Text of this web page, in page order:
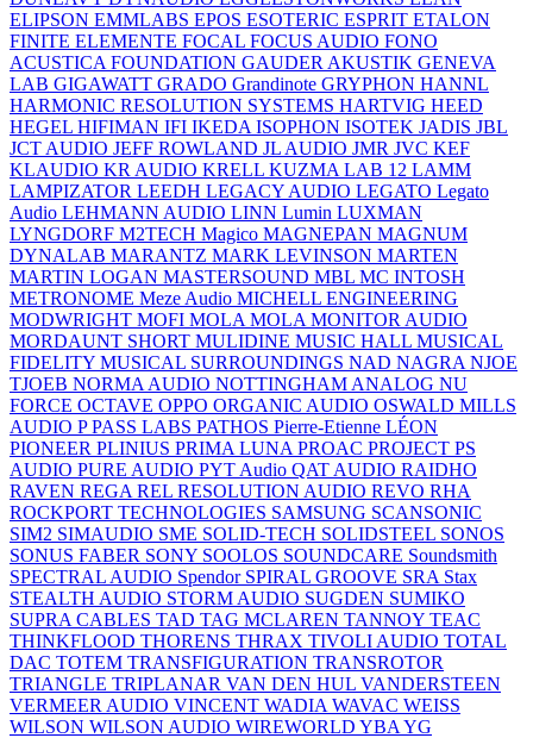
ELIPSON EMMLABS EPOS ESOTERIC ESPRIT ETALON
FINITE ELEMENTE FOCAL FOCUS AUDIO FONO
ACUSTICA FOUNDATION GAUDER AKUSTIK GENEVA
LAB GIGAWATT GRADO Grandinote GRYPHON HANNL
HARMONIC RESOLUTION SYSTEMS HARTVIG HEED
HEGEL HIFIMAN IFI IKEDA ISOPHON ISOTEK JADIS JBL
JCT AUDIO JEFF ROWLAND JL AUDIO JMR JVC KEF
KLAUDIO KR AUDIO KRELL KUZMA LAB 12 LAMM
LAMPIZATOR LEEDH LEGACY AUDIO LEGATO Legato
Audio LEHMANN AUDIO LINN Lumin LUXMAN
LYNGDORF M2TECH Magico MAGNEPAN MAGNUM
DYNALAB MARANTZ MARK LEVINSON MARTEN
MARTIN LOGAN MASTERSOUND MBL MC INTOSH
METRONOME Meze Audio MICHELL ENGINEERING
MODWRIGHT MOFI MOLA MOLA MONITOR AUDIO
MORDAUNT SHORT MULIDINE MUSIC HALL MUSICAL
FIDELITY MUSICAL SURROUNDINGS NAD NAGRA NJOE
TJOEB NORMA AUDIO NOTTINGHAM ANALOG NU
FORCE OCTAVE OPPO ORGANIC AUDIO OSWALD MILLS
AUDIO PPASS LABS PATHOS Pierre-Etienne LÉON
PIONEER PLINIUS PRIMA LUNA PROAC PROJECT PS
AUDIO PURE AUDIO PYT Audio QAT AUDIO RAIDHO
RAVEN REGA REL RESOLUTION AUDIO REVO RHA
ROCKPORT TECHNOLOGIES SAMSUNG SCANSONIC
SIM2 SIMAUDIO SME SOLID-TECH SOLIDSTEEL SONOS
SONUS FABER SONY SOOLOS SOUNDCARE Soundsmith
SPECTRAL AUDIO Spendor SPIRAL GROOVE SRA Stax
STEALTH AUDIO STORM AUDIO SUGDEN SUMIKO
SUPRA CABLES TAD TAG MCLAREN TANNOY TEAC
THINKFLOOD THORENS THRAX TIVOLI AUDIO TOTAL
DAC TOTEM TRANSFIGURATION TRANSROTOR
TRIANGLE TRIPLANAR VAN DEN HUL VANDERSTEEN
VERMEER AUDIO VINCENT WADIA WAVAC WEISS
WILSON WILSON AUDIO WIREWORLD YBA YG